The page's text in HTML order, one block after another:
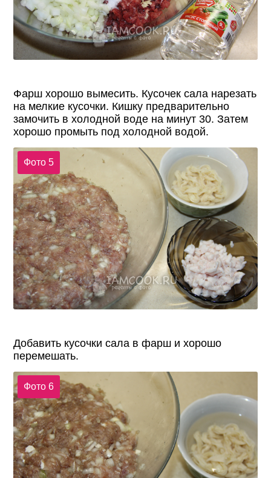
Фарш хорошо вымесить. Кусочек сала нарезать
на мелкие кусочки. Кишку предварительно
замочить в холодной воде на минут 30. Затем
хорошо промыть под холодной водой.
Фото 5
Добавить кусочки сала в фарш и хорошо
перемешать.
Фото 6